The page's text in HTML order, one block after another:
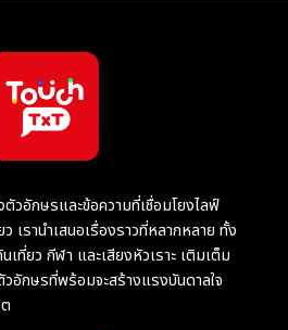
อักษรและข้อความที่เชื่อมโยงไลฟ์
เรานำเสนอเรื่องราวที่หลากหลาย ทั้ง
เที่ยว กีฬา และเสียงหัวเราะ เติมเต็ม
อักษรที่พร้อมจะสร้างแรงบันดาลใจ